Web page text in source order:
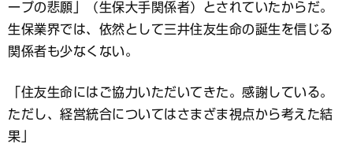
ープの悲願」（生保大手関係者）とされていたからだ。
生保業界では、依然として三井住友生命の誕生を信じる
関係者も少なくない。
「住友生命にはご協力いただいてきた。感謝している。
ただし、経営統合についてはさまざま視点から考えた結
果」